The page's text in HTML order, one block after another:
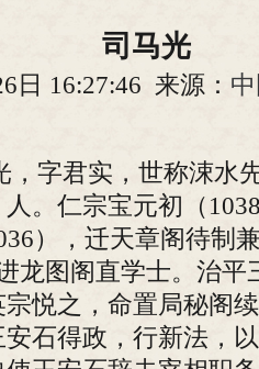
司马光
日 16:27:46 来源：
，字君实，世称涑水
。仁宗宝元初（
），迁天章阁待制
龙图阁直学士。治
悦之，命置局秘阁
安石得政，行新法，